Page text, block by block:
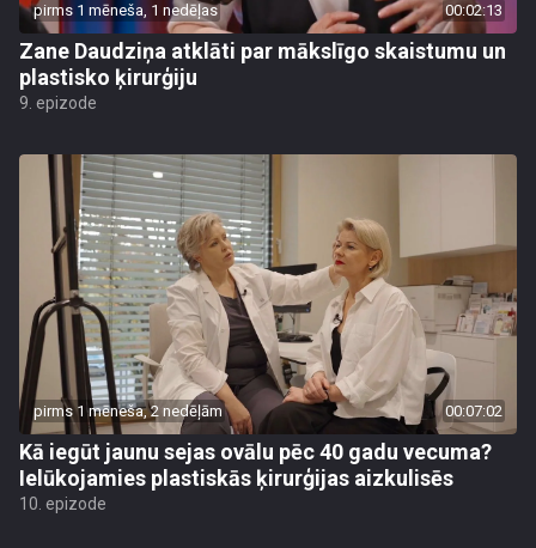
pirms 1 mēneša, 1 nedēļas 00:02:13
Zane Daudziņa atklāti par mākslīgo skaistumu un
plastisko ķirurģiju
9. epizode
pirms 1 mēneša, 2 nedēļām 00:07:02
Kā iegūt jaunu sejas ovālu pēc 40 gadu vecuma?
Ielūkojamies plastiskās ķirurģijas aizkulisēs
10. epizode